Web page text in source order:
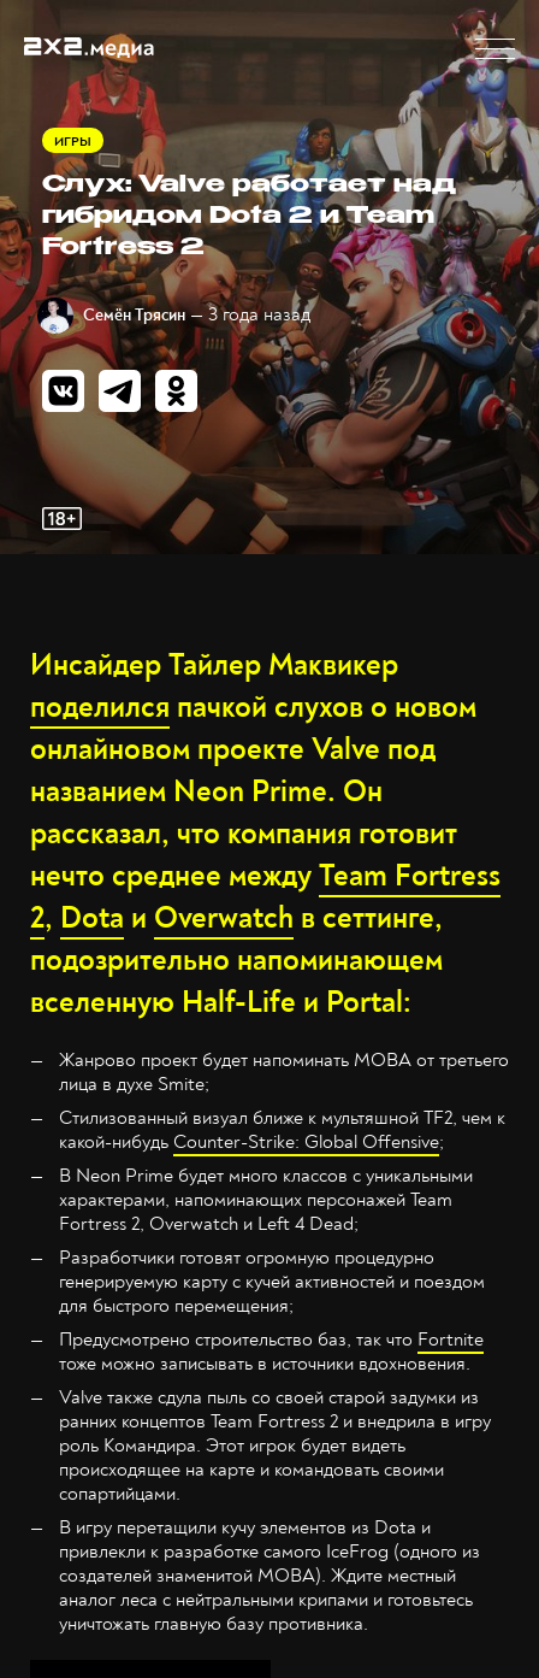
ИГРЫ
Слух: Valve работает над
гибридом Dota 2 и Team
Fortress 2
Семён Трясин — 3 года назад
Инсайдер Тайлер Маквикер
поделился пачкой слухов о новом
онлайновом проекте Valve под
названием Neon Prime. Он
рассказал, что компания готовит
нечто среднее междуTeam Fortress
2, Dota и Overwatch в сеттинге,
подозрительно напоминающем
вселенную Half-Life и Portal:
Жанрово проект будет напоминать MOBA от третьего
лица в духе Smite;
Стилизованный визуал ближе к мультяшной TF2, чем к
какой-нибудь Counter-Strike: Global Offensive;
В Neon Prime будет много классов с уникальными
характерами, напоминающих персонажей Team
Fortress 2, Overwatch и Left 4 Dead;
Разработчики готовят огромную процедурно
генерируемую карту с кучей активностей и поездом
для быстрого перемещения;
Предусмотрено строительство баз, так что Fortnite
тоже можно записывать в источники вдохновения.
Valve также сдула пыль со своей старой задумки из
ранних концептов Team Fortress 2 и внедрила в игру
роль Командира. Этот игрок будет видеть
происходящее на карте и командовать своими
сопартийцами.
В игру перетащили кучу элементов из Dota и
привлекли к разработке самого IceFrog (одного из
создателей знаменитой MOBA). Ждите местный
аналог леса с нейтральными крипами и готовьтесь
уничтожать главную базу противника.